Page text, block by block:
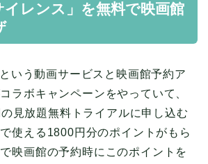
イレンス」を無料で映画館
いう動画サービスと映画館予約ア
ラボキャンペーンをやっていて、
見放題無料トライアルに申し込む
使える1800円分のポイントがもら
映画館の予約時にこのポイントを